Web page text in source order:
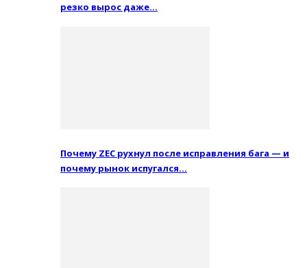
резко вырос даже…
Почему ZEC рухнул после исправления бага — и
почему рынок испугался…